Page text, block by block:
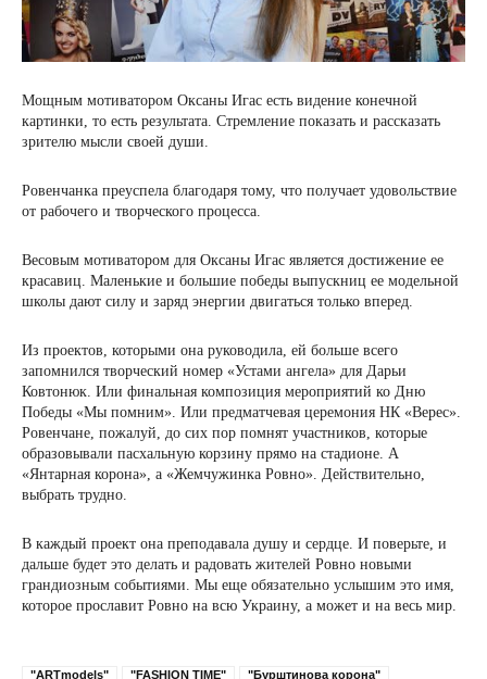
Мощным мотиватором Оксаны Игас есть видение конечной
картинки, то есть результата. Стремление показать и рассказать
зрителю мысли своей души.
Ровенчанка преуспела благодаря тому, что получает удовольствие
от рабочего и творческого процесса.
Весовым мотиватором для Оксаны Игас является достижение ее
красавиц. Маленькие и большие победы выпускниц ее модельной
школы дают силу и заряд энергии двигаться только вперед.
Из проектов, которыми она руководила, ей больше всего
запомнился творческий номер «Устами ангела» для Дарьи
Ковтонюк. Или финальная композиция мероприятий ко Дню
Победы «Мы помним». Или предматчевая церемония НК «Верес».
Ровенчане, пожалуй, до сих пор помнят участников, которые
образовывали пасхальную корзину прямо на стадионе. А
«Янтарная корона», а «Жемчужинка Ровно». Действительно,
выбрать трудно.
В каждый проект она преподавала душу и сердце. И поверьте, и
дальше будет это делать и радовать жителей Ровно новыми
грандиозным событиями. Мы еще обязательно услышим это имя,
которое прославит Ровно на всю Украину, а может и на весь мир.
"ARTmodels" "FASHION TIME" "Бурштинова корона"